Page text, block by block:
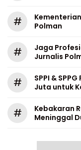
#
Polman
#
Jaga
Jurnalis
#
SPPI &
Juta untuk
#
Kebakaran
Meninggal